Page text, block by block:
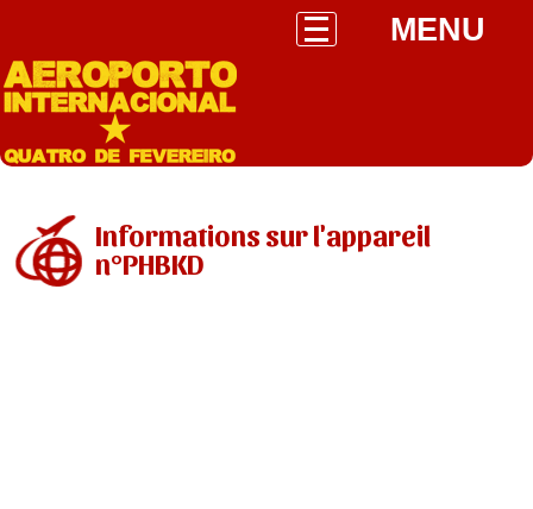
MENU
Informations sur l'appareil
n°PHBKD